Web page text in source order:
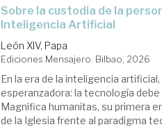
Sobre la custodia de la persona humana en el tiempo de la
Inteligencia Artificial
León XIV, Papa
Ediciones Mensajero. Bilbao, 2026
En la era de la inteligencia
esperanzadora: la tecnología
Magnifica humanitas, su primera
de la Iglesia frente al paradigma